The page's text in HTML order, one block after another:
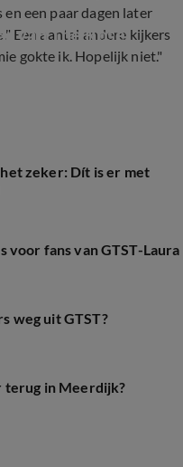
een paar dagen later
Een aantal andere kijkers
gokte ik. Hopelijk niet."
van The Rose
zeker: Dít is er met
voor fans van GTST-Laura
weg uit GTST?
terug in Meerdijk?